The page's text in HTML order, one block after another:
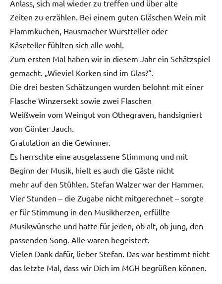
Anlass, sich mal wieder zu treffen und über alte
Zeiten zu erzählen. Bei einem guten Gläschen Wein mit
Flammkuchen, Hausmacher Wurstteller oder
Käseteller fühlten sich alle wohl.
Zum ersten Mal haben wir in diesem Jahr ein Schätzspiel
gemacht. „Wieviel Korken sind im Glas?“.
Die drei besten Schätzungen wurden belohnt mit einer
Flasche Winzersekt sowie zwei Flaschen
Weißwein vom Weingut von Othegraven, handsigniert
von Günter Jauch.
Gratulation an die Gewinner.
Es herrschte eine ausgelassene Stimmung und mit
Beginn der Musik, hielt es auch die Gäste nicht
mehr auf den Stühlen. Stefan Walzer war der Hammer.
Vier Stunden – die Zugabe nicht mitgerechnet – sorgte
er für Stimmung in den Musikherzen, erfüllte
Musikwünsche und hatte für jeden, ob alt, ob jung, den
passenden Song. Alle waren begeistert.
Vielen Dank dafür, lieber Stefan. Das war bestimmt nicht
das letzte Mal, dass wir Dich im MGH begrüßen können.